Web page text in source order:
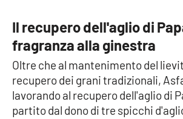
Il recupero dell'aglio di
fragranza alla ginestra
Oltre che al mantenimento del
recupero dei grani tradizionali,
lavorando al recupero dell'aglio di
partito dal dono di tre spicchi